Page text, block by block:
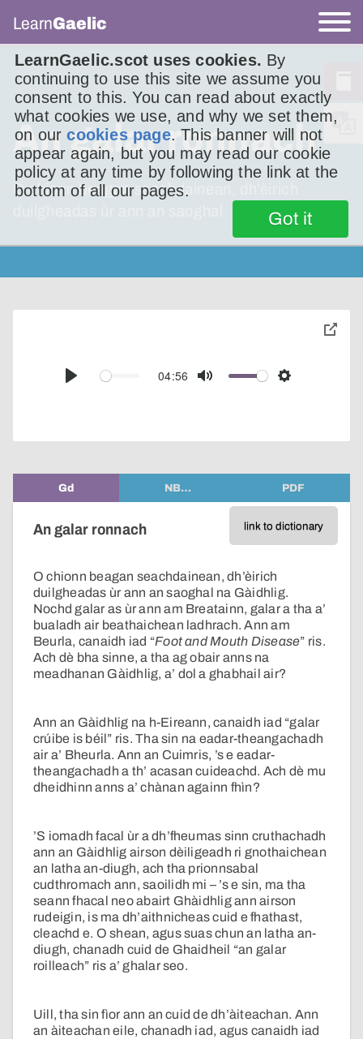
LearnGaelic.scot uses cookies. By
continuing to use this site we assume you
consent to this. You can read about exactly
what cookies we use, and why we set them,
on ourcookies page. This banner will not
appear again, but you may read our cookie
policy at any time by following the link at the
bottom of all our pages.
Got it
LearnGaelic
An galar ronnach
O chionn beagan seachdainean, dh’èirich
Play
04:56
Mute Settings
toggle
Gd NB… PDF
link to dictionary
An galar ronnach
O chionn beagan seachdainean, dh’èirich
duilgheadas ùr ann an saoghal na Gàidhlig.
Nochd galar as ùr ann am Breatainn, galar a tha a’
bualadh air beathaichean ladhrach. Ann am
Beurla, canaidh iad “Foot and Mouth Disease” ris.
Ach dè bha sinne, a tha ag obair anns na
meadhanan Gàidhlig, a’ dol a ghabhail air?
Ann an Gàidhlig na h-Eireann, canaidh iad “galar
crúibe is béil” ris. Tha sin na eadar-theangachadh
air a’ Bheurla. Ann an Cuimris, ’s e eadar-
theangachadh a th’ acasan cuideachd. Ach dè mu
dheidhinn anns a’ chànan againn fhìn?
’S iomadh facal ùr a dh’fheumas sinn cruthachadh
ann an Gàidhlig airson dèiligeadh ri gnothaichean
an latha an-diugh, ach tha prionnsabal
cudthromach ann, saoilidh mi – ’s e sin, ma tha
seann fhacal neo abairt Ghàidhlig ann airson
rudeigin, is ma dh’aithnicheas cuid e fhathast,
cleachd e. O shean, agus suas chun an latha an-
diugh, chanadh cuid de Ghaidheil “an galar
roilleach” ris a’ ghalar seo.
Uill, tha sin fìor ann an cuid de dh’àiteachan. Ann
an àiteachan eile, chanadh iad, agus canaidh iad